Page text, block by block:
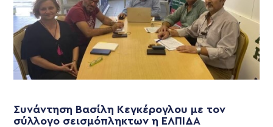
Συνάντηση Βασίλη Κεγκέρογλου με τον
σύλλογο σεισμόπληκτων η ΕΛΠΙΔΑ